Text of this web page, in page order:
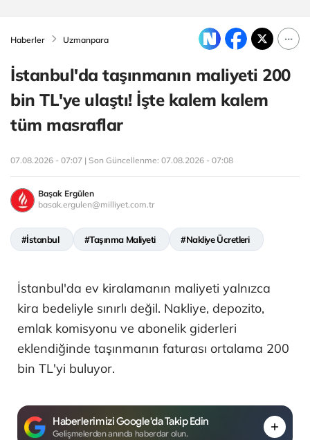
Haberler Uzmanpara
İstanbul'da taşınmanın maliyeti 200
bin TL'ye ulaştı! İşte kalem kalem
tüm masraflar
07.08.2026 - 07:07 | Son Güncellenme: 07.08.2026 - 07:08
Başak Ergülen
basak.ergulen@milliyet.com.tr
#İstanbul #Taşınma Maliyeti #Nakliye Ücretleri
İstanbul'da ev kiralamanın maliyeti yalnızca
kira bedeliyle sınırlı değil. Nakliye, depozito,
emlak komisyonu ve abonelik giderleri
eklendiğinde taşınmanın faturası ortalama 200
bin TL'yi buluyor.
Haberlerimizi Google'da Takip Edin
Gelişmelerden anında haberdar olun.